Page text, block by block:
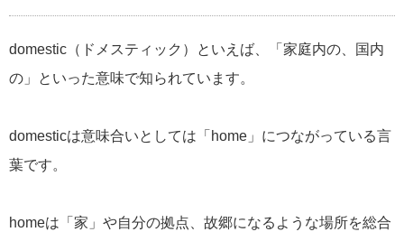
domestic（ドメスティック）といえば、「家庭内の、国内
の」といった意味で知られています。
domesticは意味合いとしては「home」につながっている言
葉です。
homeは「家」や自分の拠点、故郷になるような場所を総合